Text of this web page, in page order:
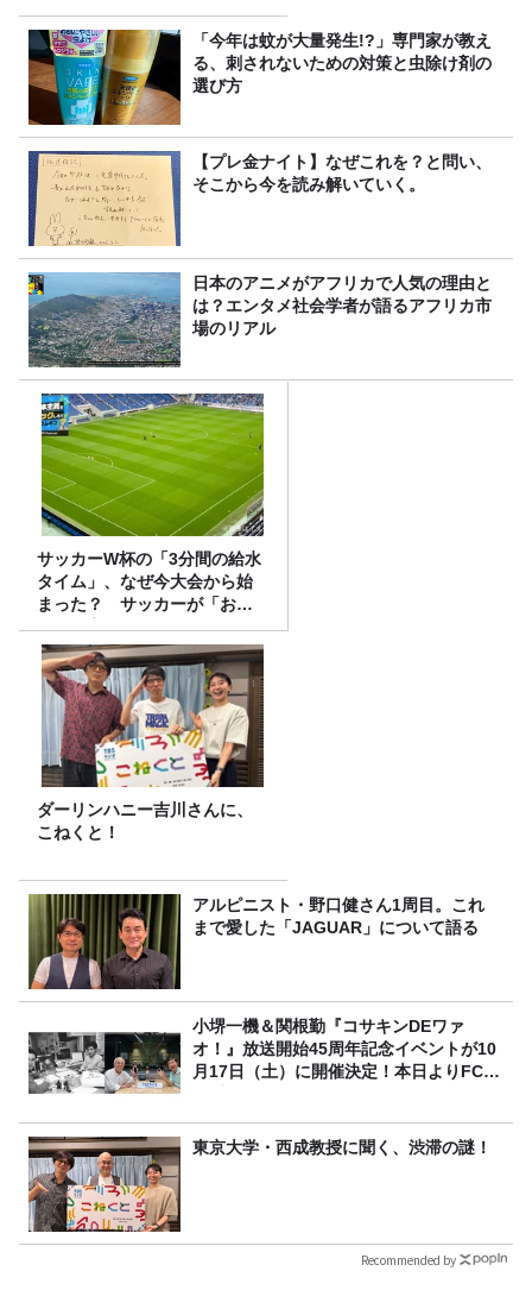
「今年は蚊が大量発生!?」専門家が教え
る、刺されないための対策と虫除け剤の
選び方
【プレ金ナイト】なぜこれを？と問い、
そこから今を読み解いていく。
日本のアニメがアフリカで人気の理由と
は？エンタメ社会学者が語るアフリカ市
場のリアル
サッカーW杯の「3分間の給水
タイム」、なぜ今大会から始
まった？ サッカーが「お
金」に変わる仕組み
ダーリンハニー吉川さんに、
こねくと！
アルピニスト・野口健さん1周目。これ
まで愛した「JAGUAR」について語る
小堺一機＆関根勤『コサキンDEワァ
オ！』放送開始45周年記念イベントが10
月17日（土）に開催決定！本日よりFC先
東京大学・西成教授に聞く、渋滞の謎！
Recommended by